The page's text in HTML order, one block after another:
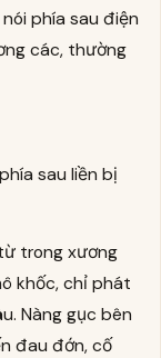
phía sau điện
các, thường
sau liền bị
trong xương
khốc, chỉ phát
Nàng gục bên
đau đớn, cố